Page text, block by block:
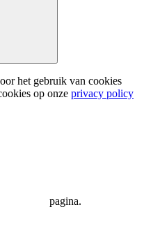
het gebruik van cookies
op onze privacy policy
pagina.